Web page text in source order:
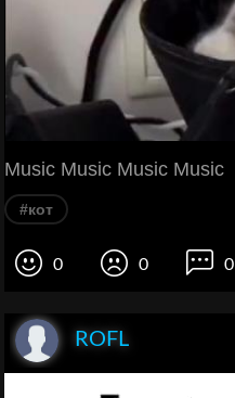
Music Music Music Music
#кот
0 0 0
ROFL